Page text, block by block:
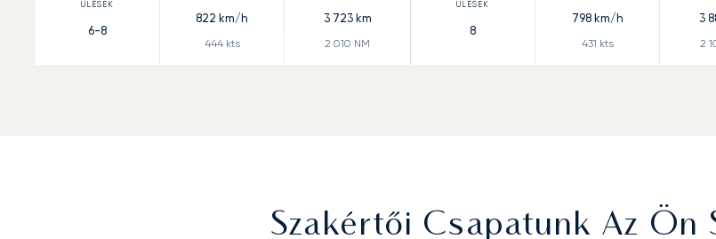
6-8
822 km/h
444kts
3 723km
2 010 NM
8
798km/h
431 kts
3
2
Szakértői Csapatunk Az Ön